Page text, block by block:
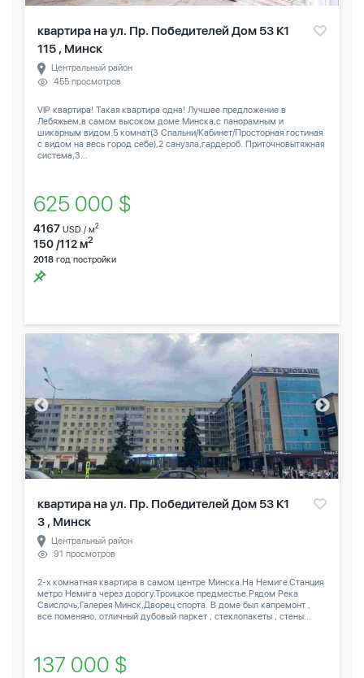
квартира на ул. Пр. Победителей Дом 53 К1
115 , Минск
Центральный район
455 просмотров
VIP квартира! Такая квартира одна! Лучшее предложение в
Лебяжьем,в самом высоком доме Минска,с панорамным и
шикарным видом.5 комнат(3 Спальни/Кабинет/Просторная гостиная
с видом на весь город себе),2 санузла,гардероб. Приточновытяжная
система,3...
625 000 $
4167 USD / м2
150 /112 м2
2018 год постройки
квартира на ул. Пр. Победителей Дом 53 К1
3 , Минск
Центральный район
91 просмотров
2-х комнатная квартира в самом центре Минска.На Немиге.Станция
метро Немига через дорогу.Троицкое предместье.Рядом Река
Свислочь,Галерея Минск,Дворец спорта. В доме был капремонт ,
все поменяно, отличный дубовый паркет , стеклопакеты , стены...
137 000 $